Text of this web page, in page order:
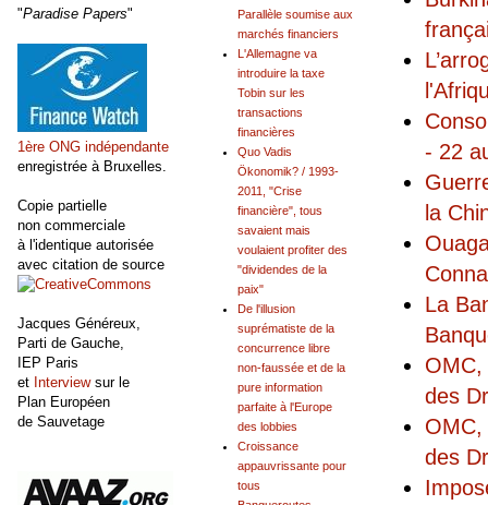
- 22
la
La
OMC,
des
OMC,
des
Parallèle soumise aux
marchés financiers
L'Allemagne va
introduire la taxe
Tobin sur les
transactions
financières
Quo Vadis
Ökonomik? / 1993-
2011, "Crise
financière", tous
savaient mais
voulaient profiter des
"dividendes de la
paix"
De l'illusion
suprématiste de la
concurrence libre
non-faussée et de la
pure information
parfaite à l'Europe
des lobbies
Croissance
appauvrissante pour
tous
"Paradise Papers"
1ère ONG indépendante
enregistrée à Bruxelles.
Copie partielle
non commerciale
à l'identique autorisée
avec citation de source
Jacques Généreux,
Parti de Gauche,
IEP Paris
et Interviewsur le
Plan Européen
de Sauvetage